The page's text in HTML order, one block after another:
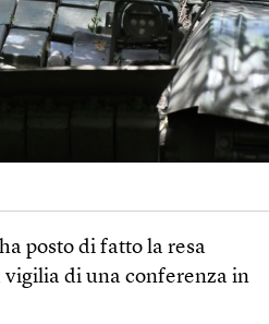
posto di fatto la resa
vigilia di una conferenza in